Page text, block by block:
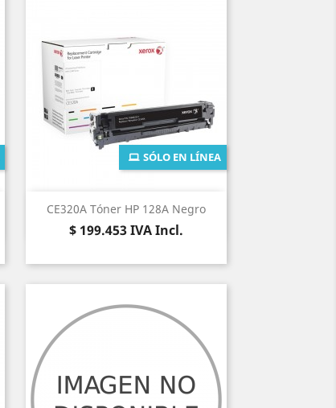
CE320A Tóner HP 128A Negro
Precio
$ 199.453IVA Incl.
SÓLO EN LÍNEA
Vista rápida